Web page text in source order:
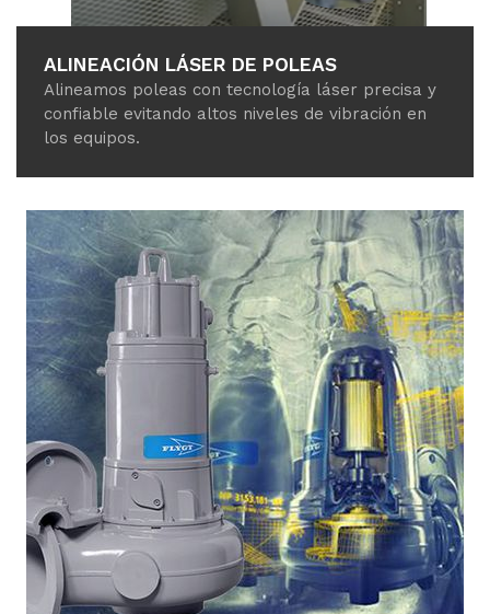
ALINEACIÓN LÁSER DE POLEAS
Alineamos poleas con tecnología láser precisa y
confiable evitando altos niveles de vibración en
los equipos.